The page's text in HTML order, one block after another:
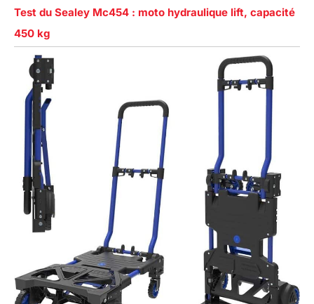
Test du Sealey Mc454 : moto hydraulique lift, capacité
450 kg